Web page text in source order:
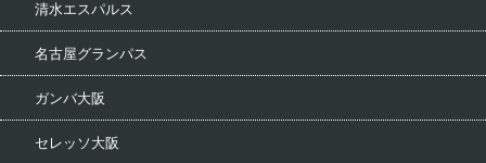
清水エスパルス
名古屋グランパス
ガンバ大阪
セレッソ大阪